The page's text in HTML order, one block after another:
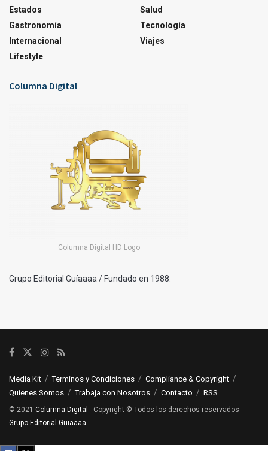
Estados
Gastronomía
Internacional
Lifestyle
Salud
Tecnología
Viajes
Columna Digital
Columna Digital HD Logo
Grupo Editorial Guíaaaa / Fundado en 1988.
Media Kit Terminos y Condiciones
Compliance & Copyright
Quienes Somos
Trabaja con Nosotros Contacto RSS
© 2021 Columna Digital - Copyright © Todos los derechos reservados
Grupo Editorial Guiaaaa.